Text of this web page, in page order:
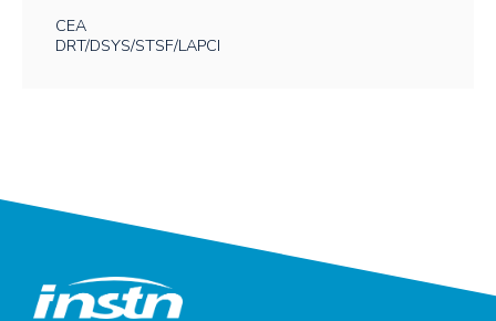
CEA
DRT/DSYS/STSF/LAPCI